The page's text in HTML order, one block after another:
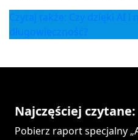
Czytaj także: Czy dzięki AI
długowieczność?
Najczęściej czytane:
Pobierz raport specjalny